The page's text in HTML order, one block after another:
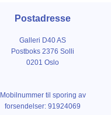
Postadresse
Galleri D40 AS
Postboks 2376 Solli
0201 Oslo
Mobilnummer til sporing av
forsendelser: 91924069